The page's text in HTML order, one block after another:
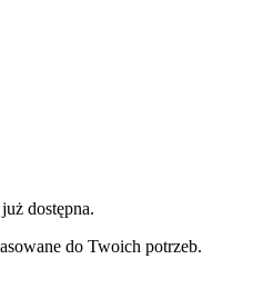
dostępna.
do Twoich potrzeb.